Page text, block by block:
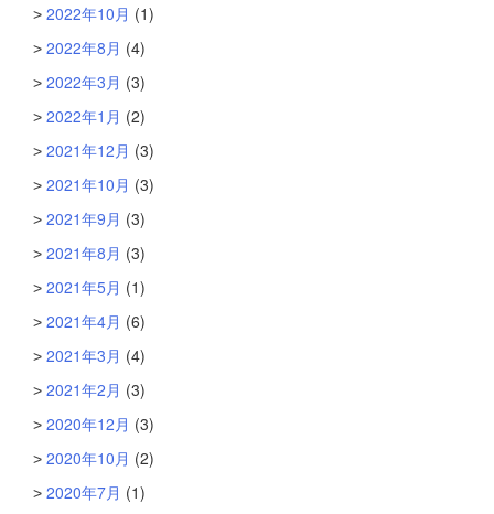
2022年10月 (1)
2022年8月 (4)
2022年3月 (3)
2022年1月 (2)
2021年12月 (3)
2021年10月 (3)
2021年9月 (3)
2021年8月 (3)
2021年5月 (1)
2021年4月 (6)
2021年3月 (4)
2021年2月 (3)
2020年12月 (3)
2020年10月 (2)
2020年7月 (1)